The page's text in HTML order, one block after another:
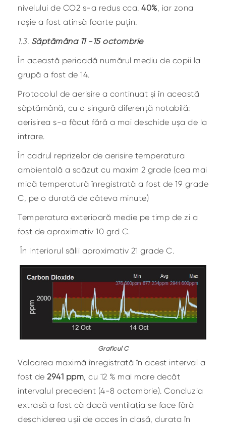
nivelului de CO2 s-a redus cca. 40%, iar zona
roșie a fost atinsă foarte puțin.
1.3. Săptămâna 11 -15 octombrie
În această perioadă numărul mediu de copii la
grupă a fost de 14.
Protocolul de aerisire a continuat și în această
săptămână, cu o singură diferență notabilă:
aerisirea s-a făcut fără a mai deschide ușa de la
intrare.
În cadrul reprizelor de aerisire temperatura
ambientală a scăzut cu maxim 2 grade (cea mai
mică temperatură înregistrată a fost de 19 grade
C, pe o durată de câteva minute)
Temperatura exterioară medie pe timp de zi a
fost de aproximativ 10 grd C.
În interiorul sălii aproximativ 21 grade C.
Graficul C
Valoarea maximă înregistrată în acest interval a
fost de 2941 ppm, cu 12 % mai mare decât
intervalul precedent (4-8 octombrie). Concluzia
extrasă a fost că dacă ventilația se face fără
deschiderea ușii de acces în clasă, durata în